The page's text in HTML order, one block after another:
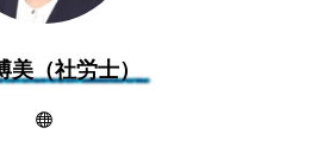
美（社労士）